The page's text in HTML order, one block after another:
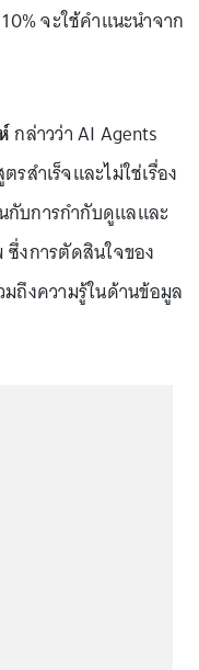
จะใช้คำแนะนำจาก
กล่าวว่า AI Agents
สำเร็จและไม่ใช่เรื่อง
บการกำกับดูแลและ
งการตัดสินใจของ
ถึงความรู้ในด้านข้อมูล